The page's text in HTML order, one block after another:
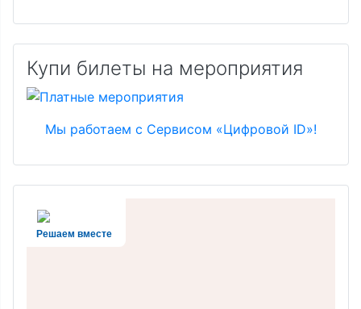
Купи билеты на мероприятия
Мы работаем с Сервисом «Цифровой ID»!
Решаем вместе